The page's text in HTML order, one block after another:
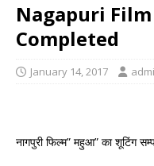
Nagapuri
Completed
January 14, 2017
नागपुरी फिल्म” महुआ” का शूटिंग